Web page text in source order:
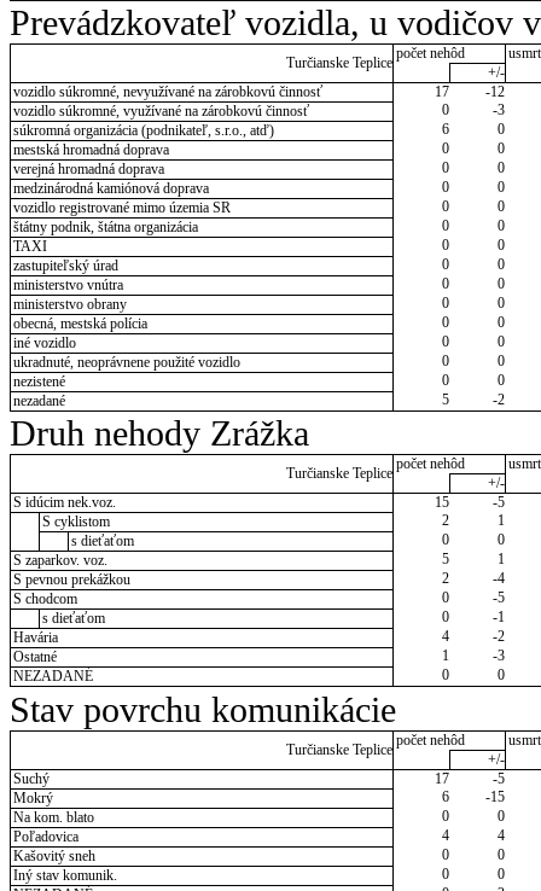
Prevádzkovateľ vozidla, u vodičov
Turčianske Teplice
počet nehôd
+/-
vozidlo súkromné, nevyužívané na zárobkovú činnosť
17
-12
vozidlo súkromné, využívané na zárobkovú činnosť
0
-3
súkromná organizácia (podnikateľ, s.r.o., atď)
6
0
mestská hromadná doprava
0
0
verejná hromadná doprava
0
0
medzinárodná kamiónová doprava
0
0
vozidlo registrované mimo územia SR
0
0
štátny podnik, štátna organizácia
0
0
TAXI
0
0
zastupiteľský úrad
0
0
ministerstvo vnútra
0
0
ministerstvo obrany
0
0
obecná, mestská polícia
0
0
iné vozidlo
0
0
ukradnuté, neoprávnene použité vozidlo
0
0
nezistené
0
0
nezadané
5 -2
Druh nehody Zrážka
Turčianske Teplice
počet nehôd
+/-
S idúcim nek.voz.
15
-5
S cyklistom
2
1
s dieťaťom
0
0
S zaparkov. voz.
5
1
S pevnou prekážkou
2
-4
S chodcom
0
-5
s dieťaťom
0
-1
Havária
4
-2
Ostatné
1
-3
NEZADANÉ
0 0
Stav povrchu komunikácie
Turčianske Teplice
počet nehôd
+/-
Suchý
17
-5
Mokrý
6
-15
Na kom. blato
0
0
Poľadovica
4
4
Kašovitý sneh
0
0
Iný stav komunik.
0
0